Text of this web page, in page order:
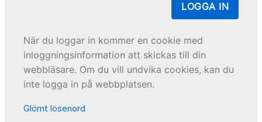
LOGGA IN
När du loggar in kommer en cookie med
inloggningsinformation att skickas till din
webbläsare. Om du vill undvika cookies, kan du
inte logga in på webbplatsen.
Glömt lösenord